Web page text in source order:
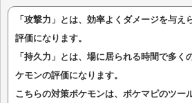
「攻撃力」とは、効率よくダメージを与え
評価になります。
「持久力」とは、場に居られる時間で多く
ケモンの評価になります。
こちらの対策ポケモンは、ポケマピのツー